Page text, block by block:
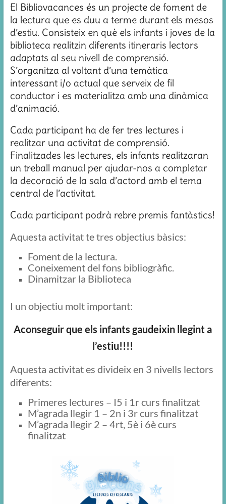
El Bibliovacances és un projecte de foment de
la lectura que es duu a terme durant els mesos
d’estiu. Consisteix en què els infants i joves de la
biblioteca realitzin diferents itineraris lectors
adaptats al seu nivell de comprensió.
S’organitza al voltant d’una temàtica
interessant i/o actual que serveix de fil
conductor i es materialitza amb una dinàmica
d’animació.
Cada participant ha de fer tres lectures i
realitzar una activitat de comprensió.
Finalitzades les lectures, els infants realitzaran
un treball manual per ajudar-nos a completar
la decoració de la sala d’actord amb el tema
central de l’activitat.
Cada participant podrà rebre premis fantàstics!
Aquesta activitat te tres objectius bàsics:
Foment de la lectura.
Coneixement del fons bibliogràfic.
Dinamitzar la Biblioteca
I un objectiu molt important:
Aconseguir que els infants gaudeixin llegint a
l’estiu!!!!
Aquesta activitat es divideix en 3 nivells lectors
diferents:
Primeres lectures – I5 i 1r curs finalitzat
M’agrada llegir 1 – 2n i 3r curs finalitzat
M’agrada llegir 2 – 4rt, 5è i 6è curs
finalitzat